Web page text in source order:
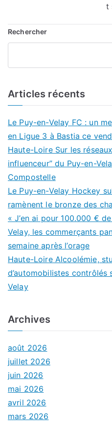
t
Rechercher
Articles récents
Le Puy-en-Velay FC : un
en Ligue 3 à Bastia ce
Haute-Loire Sur les
influenceur” du Puy-en-
Compostelle
Le Puy-en-Velay Hockey
ramènent le bronze des
« J’en ai pour 100.000 €
Velay, les commerçants
semaine après l’orage
Haute-Loire Alcoolémie,
d’automobilistes contrôlés
Velay
Archives
août 2026
juillet 2026
juin 2026
mai 2026
avril 2026
mars 2026